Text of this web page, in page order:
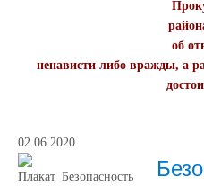
об
ненависти либо вражды, а
02.06.2020